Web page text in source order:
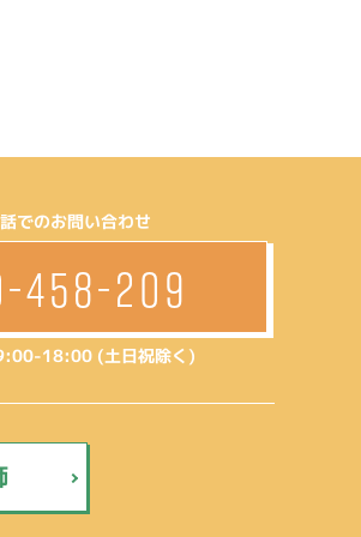
でのお問い合わせ
458-209
18:00 (土日祝除く)